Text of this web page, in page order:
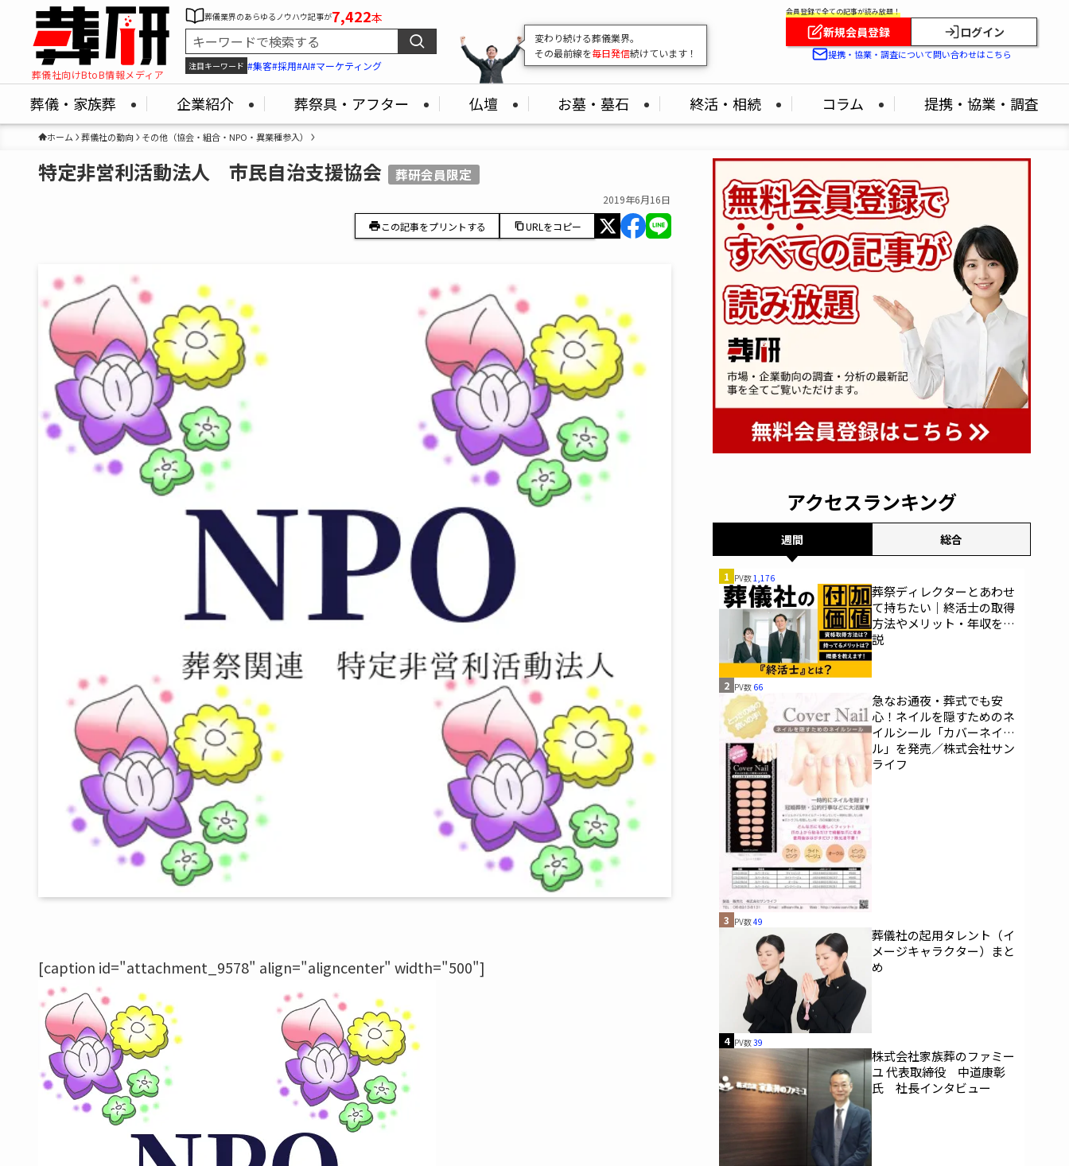
葬儀社向けBtoB情報メディア
葬儀業界のあらゆるノウハウ記事が7,422本
注目キーワード #集客#採用#AI#マーケティング
変わり続ける葬儀業界。
その最前線を毎日発信続けています！
会員登録で全ての記事が読み放題！
新規会員登録 ログイン
提携・協業・調査について問い合わせはこちら
葬儀・家族葬 企業紹介 葬祭具・アフター 仏壇 お墓・墓石 終活・相続 コラム 提携・協業・調査
ホーム 葬儀社の動向 その他（協会・組合・NPO・異業種参入）
特定非営利活動法人 市民自治支援協会 葬研会員限定
2019年6月16日
この記事をプリントする
URLをコピー
[caption id="attachment_9578" align="aligncenter" width="500"]
アクセスランキング
週間 総合
1 PV数1,176
葬祭ディレクターとあわせ
て持ちたい｜終活士の取得
方法やメリット・年収を解
説
2 PV数 66
急なお通夜・葬式でも安
心！ネイルを隠すためのネ
イルシール「カバーネイ
ル」を発売／株式会社サン
ライフ
3 PV数49
葬儀社の起用タレント（イ
メージキャラクター）まと
め
4 PV数39
株式会社家族葬のファミー
ユ 代表取締役 中道康彰
氏 社長インタビュー